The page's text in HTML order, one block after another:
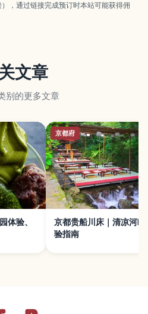
，通过链接完成预订时本站可能获得佣
文章
别的更多文章
体验、
京都府
京都贵船川床｜清凉河畔
验指南